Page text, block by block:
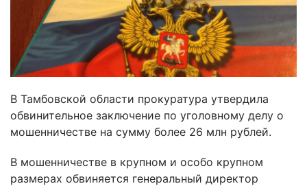
В Тамбовской области прокуратура утвердила
обвинительное заключение по уголовному делу о
мошенничестве на сумму более 26 млн рублей.
В мошенничестве в крупном и особо крупном
размерах обвиняется генеральный директор